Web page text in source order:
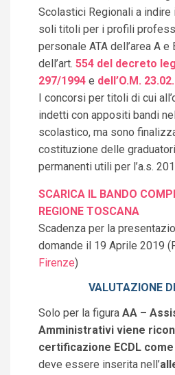
Scolastici Regionali a indire
soli titoli per i profili
personale ATA dell’area A e
dell’art. 554 del decreto
297/1994 e dell’O.M.
I concorsi per titoli di cui
indetti con appositi bandi
scolastico, ma sono
costituzione delle
permanenti utili per l’a.s.
SCARICA IL BANDO
REGIONE TOSCANA
Scadenza per la
domande il 19 Aprile 2019
Firenze)
VALUTAZIONE
Solo per la figura AA –
Amministrativi viene
certificazione ECDL
deve essere inserita nell’